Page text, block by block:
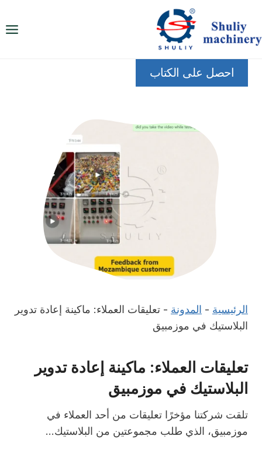
المحتوى
احصل على الكتاب
الرئيسية - المدونة - تعليقات العملاء: ماكينة إعادة تدوير
البلاستيك في موزمبيق
تعليقات العملاء: ماكينة إعادة تدوير
البلاستيك في موزمبيق
تلقت شركتنا مؤخرًا تعليقات من أحد العملاء في
موزمبيق، الذي طلب مجموعتين من البلاستيك...